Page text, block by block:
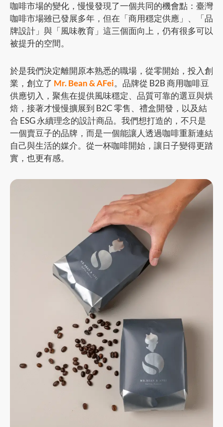
咖啡市場的變化，慢慢發現了一個共同的機會點：臺灣
咖啡市場雖已發展多年，但在「商用穩定供應」、「品
牌設計」與「風味教育」這三個面向上，仍有很多可以
被提升的空間。
於是我們決定離開原本熟悉的職場，從零開始，投入創
業，創立了 Mr. Bean & AFei。品牌從 B2B 商用咖啡豆
供應切入，聚焦在提供風味穩定、品質可靠的選豆與烘
焙，接著才慢慢擴展到 B2C 零售、禮盒開發，以及結
合 ESG 永續理念的設計商品。我們想打造的，不只是
一個賣豆子的品牌，而是一個能讓人透過咖啡重新連結
自己與生活的媒介。從一杯咖啡開始，讓日子變得更踏
實，也更有感。